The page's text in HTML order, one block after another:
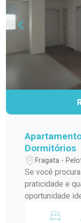
qualidade de
Dormitórios
Fragata -
Se você
praticidade e
oportunidade ideal! Este excelente
Residencial